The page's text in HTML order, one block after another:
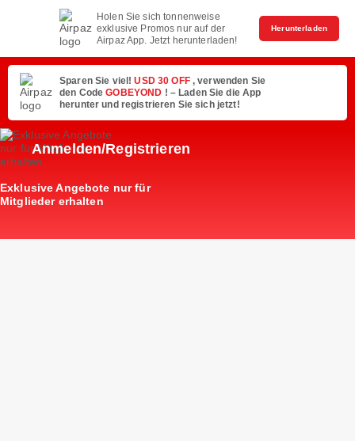
Holen Sie sich tonnenweise
exklusive Promos nur auf der
Airpaz App. Jetzt herunterladen!
Herunterladen
Sparen Sie viel!USD 30 OFF , verwenden Sie
den CodeGOBEYOND ! – Laden Sie die App
herunter und registrieren Sie sich jetzt!
Anmelden/Registrieren
Exklusive Angebote nur für
Mitglieder erhalten